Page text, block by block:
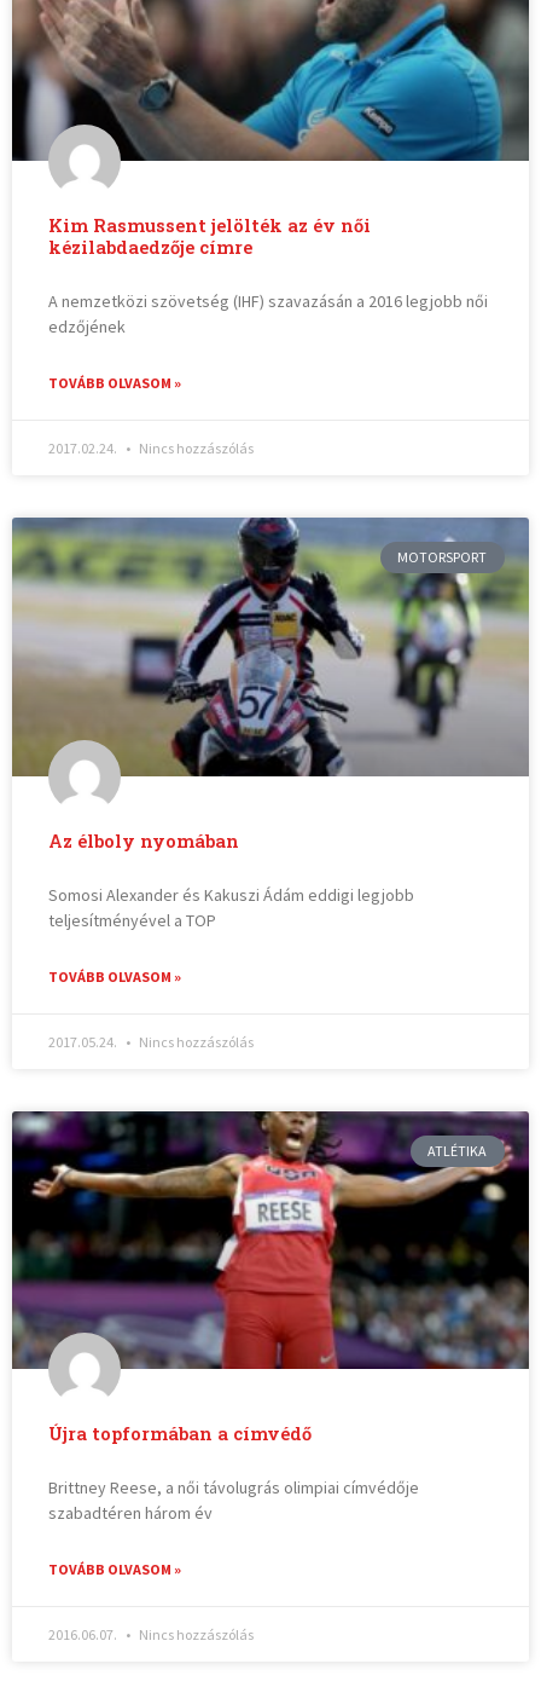
Kim Rasmussent jelölték az év női
kézilabdaedzője címre
A nemzetközi szövetség (IHF) szavazásán a 2016 legjobb női
edzőjének
TOVÁBB OLVASOM »
2017.02.24. Nincs hozzászólás
MOTORSPORT
Az élboly nyomában
Somosi Alexander és Kakuszi Ádám eddigi legjobb
teljesítményével a TOP
TOVÁBB OLVASOM »
2017.05.24. Nincs hozzászólás
ATLÉTIKA
Újra topformában a címvédő
Brittney Reese, a női távolugrás olimpiai címvédője
szabadtéren három év
TOVÁBB OLVASOM »
2016.06.07. Nincs hozzászólás